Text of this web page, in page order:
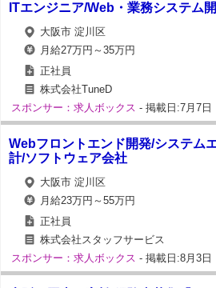
ITエンジニア/Web・業務システム
大阪市 淀川区
月給27万円～35万円
正社員
株式会社TuneD
スポンサー：求人ボックス - 掲載日:7月7日
Webフロントエンド開発/システム
計/ソフトウェア会社
大阪市 淀川区
月給23万円～55万円
正社員
株式会社スタッフサービス
スポンサー：求人ボックス - 掲載日:8月3日